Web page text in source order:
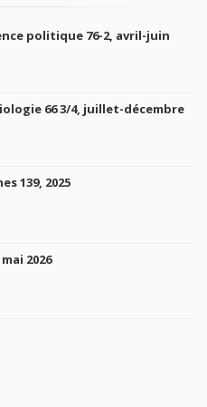
politique 76-2, avril-juin
66 3/4, juillet-décembre
139, 2025
2026